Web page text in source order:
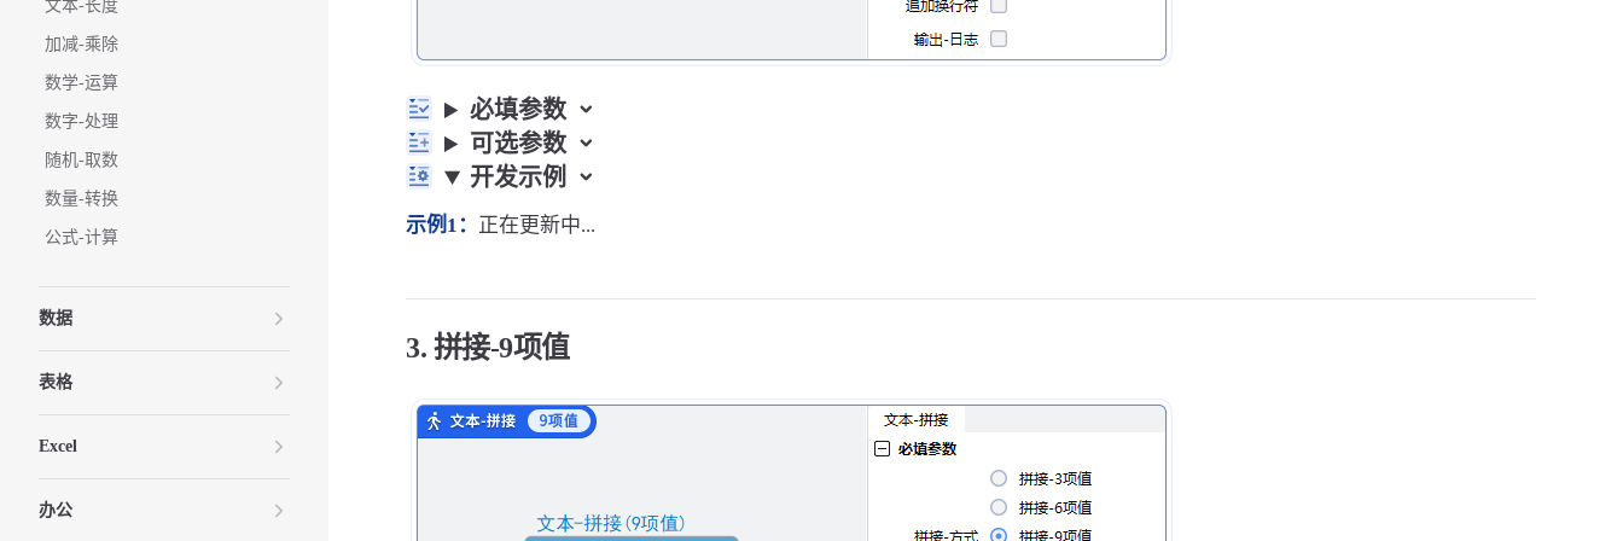
文本-长度
加减-乘除
数学-运算
数字-处理
随机-取数
数量-转换
公式-计算
数据
表格
Excel
办公
必填参数
可选参数
开发示例
示例1： 正在更新中...
3. 拼接-9项值